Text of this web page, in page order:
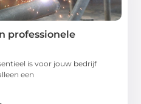
professionele
is voor jouw bedrijf
een